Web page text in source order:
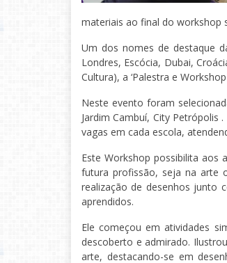
materiais ao final do workshop
Um dos nomes de destaque
Londres, Escócia, Dubai,
Cultura), a ‘Palestra e
Neste evento foram
Jardim Cambuí, City Petrópolis
vagas em cada escola,
Este Workshop possibilita aos
futura profissão, seja na arte
realização de desenhos junto
aprendidos.
Ele começou em atividades
descoberto e admirado.
arte, destacando-se em